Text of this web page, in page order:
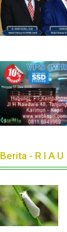
Berita - R I A U